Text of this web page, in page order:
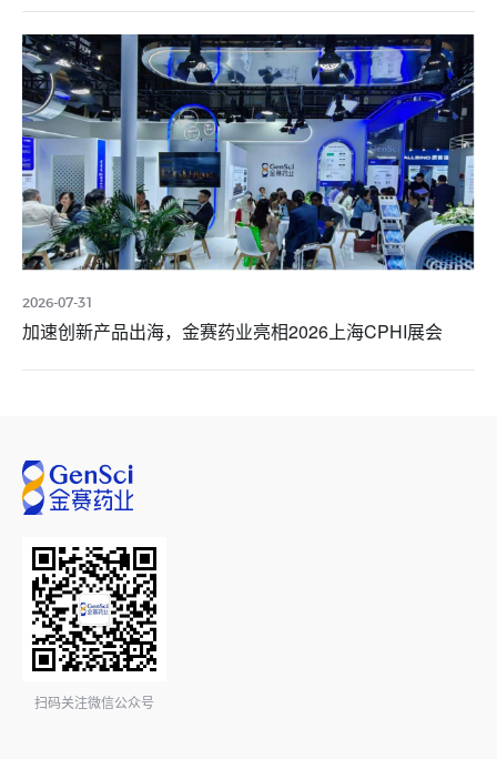
2026-07-31
加速创新产品出海，金赛药业亮相2026上海CPHI展会
扫码关注微信公众号